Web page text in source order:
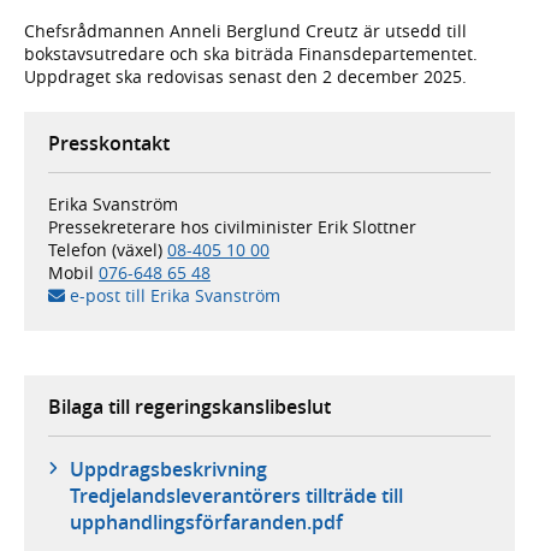
Chefsrådmannen Anneli Berglund Creutz är utsedd till
bokstavsutredare och ska biträda Finansdepartementet.
Uppdraget ska redovisas senast den 2 december 2025.
Presskontakt
Erika Svanström
Pressekreterare hos civilminister Erik Slottner
Telefon (växel) 08-405 10 00
Mobil 076-648 65 48
e-post till Erika Svanström
Bilaga till regeringskanslibeslut
Uppdragsbeskrivning
Tredjelandsleverantörers tillträde till
upphandlingsförfaranden.pdf